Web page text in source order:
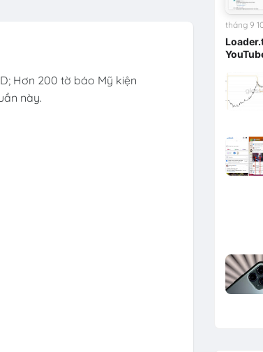
Hơn 200 tờ báo Mỹ kiện
này.
tháng 9